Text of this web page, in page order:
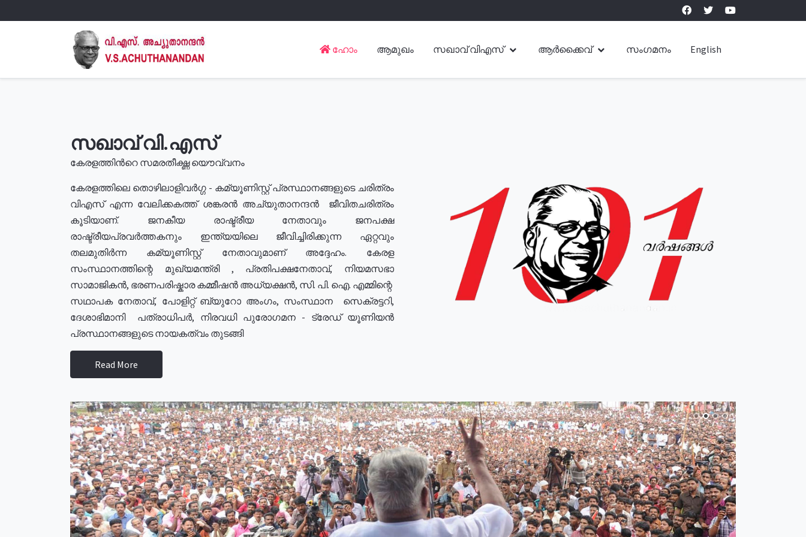
ഹോം ആമുഖം സഖാവ് വിഎസ് ആർക്കൈവ് സംഗമനം English
സഖാവ് വി.എസ്
കേരളത്തിൻറെ സമരതീക്ഷ്ണ യൌവ്വനം
കേരളത്തിലെ തൊഴിലാളിവർഗ്ഗ - കമ്യൂണിസ്റ്റ് പ്രസ്ഥാനങ്ങളുടെ ചരിത്രം
വിഎസ് എന്ന വേലിക്കകത്ത് ശങ്കരൻ അച്യുതാനന്ദൻ ജീവിതചരിത്രം
കൂടിയാണ്. ജനകീയ രാഷ്ട്രീയ നേതാവും ജനപക്ഷ
രാഷ്ട്രീയപ്രവർത്തകനും ഇന്ത്യയിലെ ജീവിച്ചിരിക്കുന്ന ഏറ്റവും
തലമുതിർന്ന കമ്യൂണിസ്റ്റ് നേതാവുമാണ് അദ്ദേഹം. കേരള
സംസ്ഥാനത്തിന്റെ മുഖ്യമന്ത്രി , പ്രതിപക്ഷനേതാവ്, നിയമസഭാ
സാമാജികൻ, ഭരണപരിഷ്കാര കമ്മീഷൻ അധ്യക്ഷൻ, സി. പി. ഐ. എമ്മിന്റെ
സഥാപക നേതാവ്, പോളിറ്റ് ബ്യുറോ അംഗം, സംസ്ഥാന സെക്രട്ടറി,
ദേശാഭിമാനി പത്രാധിപർ, നിരവധി പുരോഗമന - ട്രേഡ് യൂണിയൻ
പ്രസ്ഥാനങ്ങളുടെ നായകത്വം തുടങ്ങി
Read More